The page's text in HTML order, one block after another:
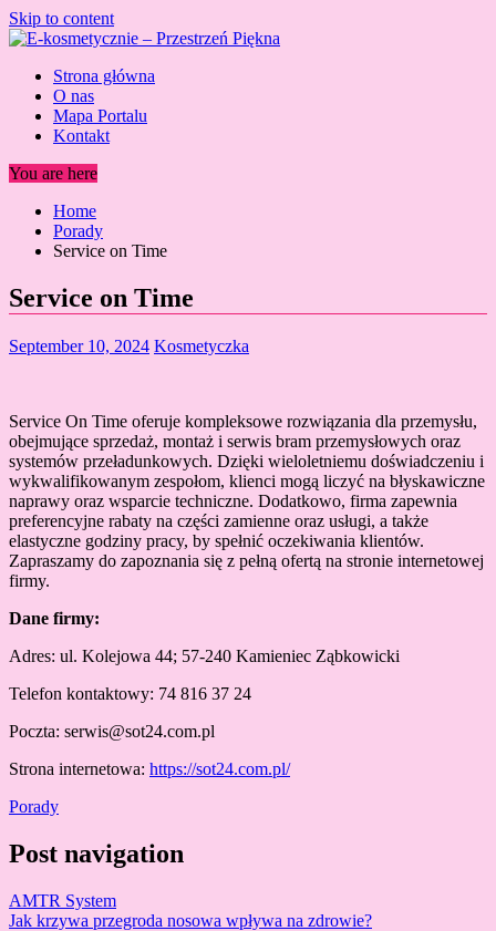
Skip to content
Strona główna
O nas
Mapa Portalu
Kontakt
You are here
Home
Porady
Service on Time
Service on Time
September 10, 2024 Kosmetyczka
Service On Time oferuje kompleksowe rozwiązania dla przemysłu,
obejmujące sprzedaż, montaż i serwis bram przemysłowych oraz
systemów przeładunkowych. Dzięki wieloletniemu doświadczeniu i
wykwalifikowanym zespołom, klienci mogą liczyć na błyskawiczne
naprawy oraz wsparcie techniczne. Dodatkowo, firma zapewnia
preferencyjne rabaty na części zamienne oraz usługi, a także
elastyczne godziny pracy, by spełnić oczekiwania klientów.
Zapraszamy do zapoznania się z pełną ofertą na stronie internetowej
firmy.
Dane firmy:
Adres: ul. Kolejowa 44; 57-240 Kamieniec Ząbkowicki
Telefon kontaktowy: 74 816 37 24
Poczta: serwis@sot24.com.pl
Strona internetowa: https://sot24.com.pl/
Porady
Post navigation
AMTR System
Jak krzywa przegroda nosowa wpływa na zdrowie?